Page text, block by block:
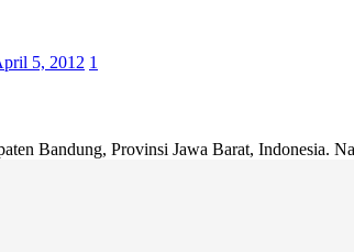
5, 2012 1
Bandung, Provinsi Jawa Barat, Indonesia.